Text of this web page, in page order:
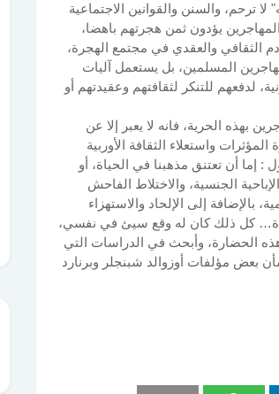
ترحم، والسنن والقوانين الاجتماعية
يؤدون ثمن هجرتهم باهضا،
الثقافي والعقدي في مجتمع الهجرة،
المسلمين، بل يستعمل آليات
لدفعهم للتنكر لثقافتهم وعقيدتهم أو
بهذه الحرية، فانه لا يعبر إلا عن
واستعلاء الثقافة الأوربية
: إما أن تعتنق مذهبنا في الحياة، أو
الجنسية، والاختلاط الفاحش
بالإضافة إلى الإلحاد والاستهزاء
كل ذلك كان له وقع سيئ في نفسي،
الحضارة، وأبحث في الدراسات التي
بعض مؤلفات أوزوالد شبنجلر وبرنارد